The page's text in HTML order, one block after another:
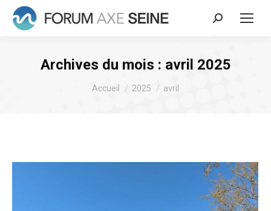
Recherche
Archives du mois : avril 2025
Vous êtes ici :
Accueil 2025 avril